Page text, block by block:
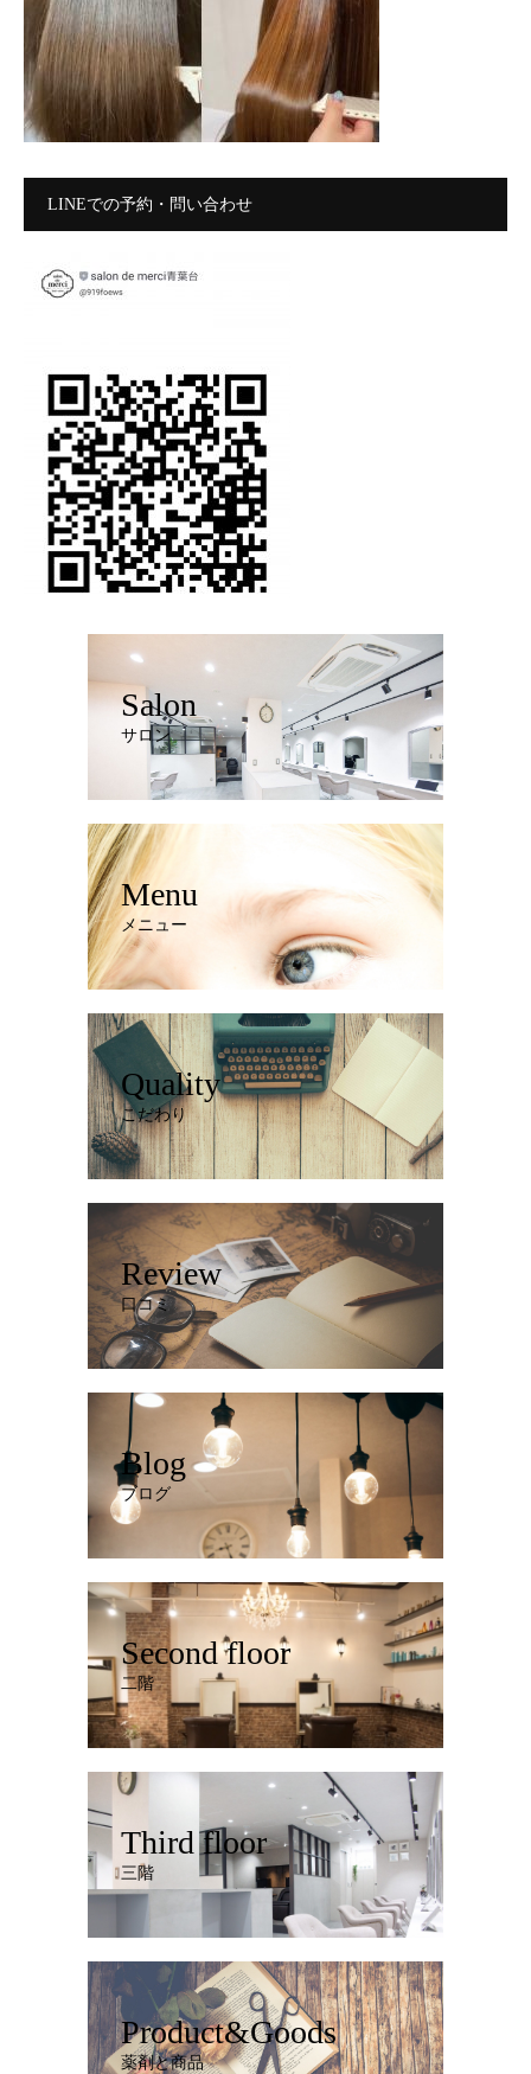
LINEでの予約・問い合わせ
Salon
サロン
Menu
メニュー
Quality
こだわり
Review
口コミ
Blog
ブログ
Second floor
二階
Third floor
三階
Product&Goods
薬剤と商品